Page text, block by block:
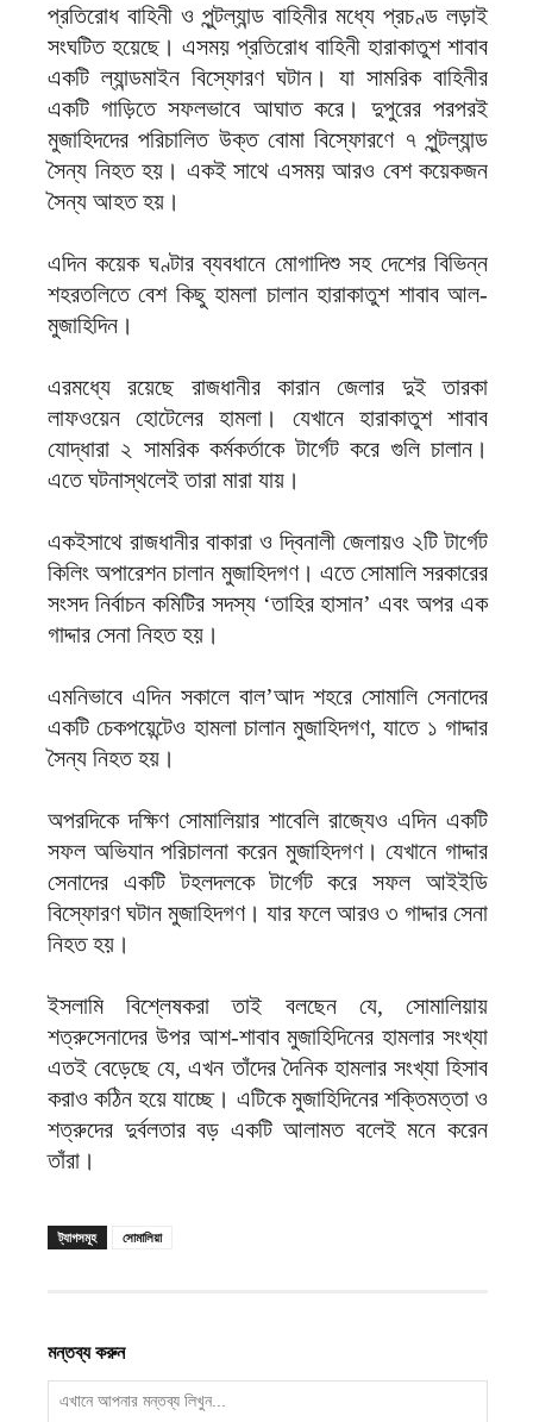
প্রতিরোধ বাহিনী ও পুন্টল্যান্ড বাহিনীর মধ্যে প্রচণ্ড লড়াই
সংঘটিত হয়েছে। এসময় প্রতিরোধ বাহিনী হারাকাতুশ শাবাব
একটি ল্যান্ডমাইন বিস্ফোরণ ঘটান। যা সামরিক বাহিনীর
একটি গাড়িতে সফলভাবে আঘাত করে। দুপুরের পরপরই
মুজাহিদদের পরিচালিত উক্ত বোমা বিস্ফোরণে ৭ পুন্টল্যান্ড
সৈন্য নিহত হয়। একই সাথে এসময় আরও বেশ কয়েকজন
সৈন্য আহত হয়।
এদিন কয়েক ঘণ্টার ব্যবধানে মোগাদিশু সহ দেশের বিভিন্ন
শহরতলিতে বেশ কিছু হামলা চালান হারাকাতুশ শাবাব আল-
মুজাহিদিন।
এরমধ্যে রয়েছে রাজধানীর কারান জেলার দুই তারকা
লাফওয়েন হোটেলের হামলা। যেখানে হারাকাতুশ শাবাব
যোদ্ধারা ২ সামরিক কর্মকর্তাকে টার্গেট করে গুলি চালান।
এতে ঘটনাস্থলেই তারা মারা যায়।
একইসাথে রাজধানীর বাকারা ও দ্বিনালী জেলায়ও ২টি টার্গেট
কিলিং অপারেশন চালান মুজাহিদগণ। এতে সোমালি সরকারের
সংসদ নির্বাচন কমিটির সদস্য ‘তাহির হাসান’ এবং অপর এক
গাদ্দার সেনা নিহত হয়।
এমনিভাবে এদিন সকালে বাল’আদ শহরে সোমালি সেনাদের
একটি চেকপয়েন্টেও হামলা চালান মুজাহিদগণ, যাতে ১ গাদ্দার
সৈন্য নিহত হয়।
অপরদিকে দক্ষিণ সোমালিয়ার শাবেলি রাজ্যেও এদিন একটি
সফল অভিযান পরিচালনা করেন মুজাহিদগণ। যেখানে গাদ্দার
সেনাদের একটি টহলদলকে টার্গেট করে সফল আইইডি
বিস্ফোরণ ঘটান মুজাহিদগণ। যার ফলে আরও ৩ গাদ্দার সেনা
নিহত হয়।
ইসলামি বিশ্লেষকরা তাই বলছেন যে, সোমালিয়ায়
শত্রুসেনাদের উপর আশ-শাবাব মুজাহিদিনের হামলার সংখ্যা
এতই বেড়েছে যে, এখন তাঁদের দৈনিক হামলার সংখ্যা হিসাব
করাও কঠিন হয়ে যাচ্ছে। এটিকে মুজাহিদিনের শক্তিমত্তা ও
শত্রুদের দুর্বলতার বড় একটি আলামত বলেই মনে করেন
তাঁরা।
ট্যাগসমূহ সোমালিয়া
মন্তব্য করুন